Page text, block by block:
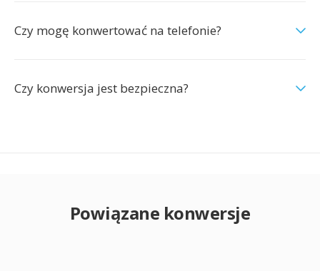
Czy mogę konwertować na telefonie?
Czy konwersja jest bezpieczna?
Powiązane konwersje